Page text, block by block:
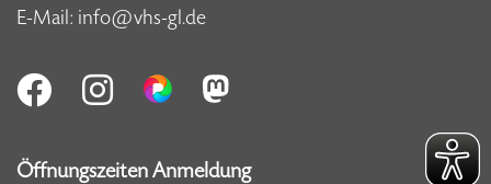
E-Mail: info@vhs-gl.de
Öffnungszeiten Anmeldung